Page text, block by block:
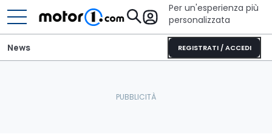
Per un'esperienza più
personalizzata
REGISTRATI / ACCEDI
News